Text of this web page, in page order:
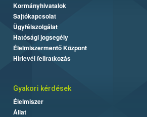
Kormányhivatalok
Sajtókapcsolat
Ügyfélszolgálat
Hatósági jogsegély
Élelmiszermentő Központ
Hírlevél feliratkozás
Gyakori kérdések
Élelmiszer
Állat